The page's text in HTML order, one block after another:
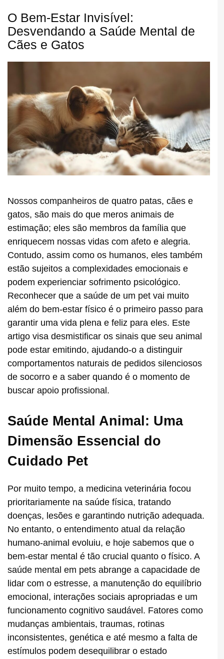
O Bem-Estar Invisível:
Desvendando a Saúde Mental de
Cães e Gatos
Nossos companheiros de quatro patas, cães e
gatos, são mais do que meros animais de
estimação; eles são membros da família que
enriquecem nossas vidas com afeto e alegria.
Contudo, assim como os humanos, eles também
estão sujeitos a complexidades emocionais e
podem experienciar sofrimento psicológico.
Reconhecer que a saúde de um pet vai muito
além do bem-estar físico é o primeiro passo para
garantir uma vida plena e feliz para eles. Este
artigo visa desmistificar os sinais que seu animal
pode estar emitindo, ajudando-o a distinguir
comportamentos naturais de pedidos silenciosos
de socorro e a saber quando é o momento de
buscar apoio profissional.
Saúde Mental Animal: Uma
Dimensão Essencial do
Cuidado Pet
Por muito tempo, a medicina veterinária focou
prioritariamente na saúde física, tratando
doenças, lesões e garantindo nutrição adequada.
No entanto, o entendimento atual da relação
humano-animal evoluiu, e hoje sabemos que o
bem-estar mental é tão crucial quanto o físico. A
saúde mental em pets abrange a capacidade de
lidar com o estresse, a manutenção do equilíbrio
emocional, interações sociais apropriadas e um
funcionamento cognitivo saudável. Fatores como
mudanças ambientais, traumas, rotinas
inconsistentes, genética e até mesmo a falta de
estímulos podem desequilibrar o estado